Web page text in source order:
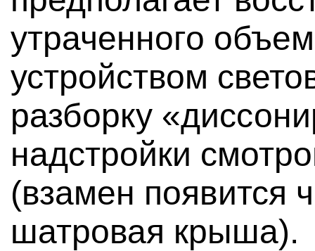
утраченного
устройством
разборку
надстройки
(взамен появится
шатровая крыша).